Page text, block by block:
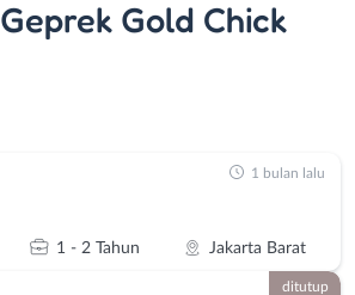
Geprek Gold Chick
1 - 2 Tahun Jakarta Barat
1 bulan lalu
ditutup